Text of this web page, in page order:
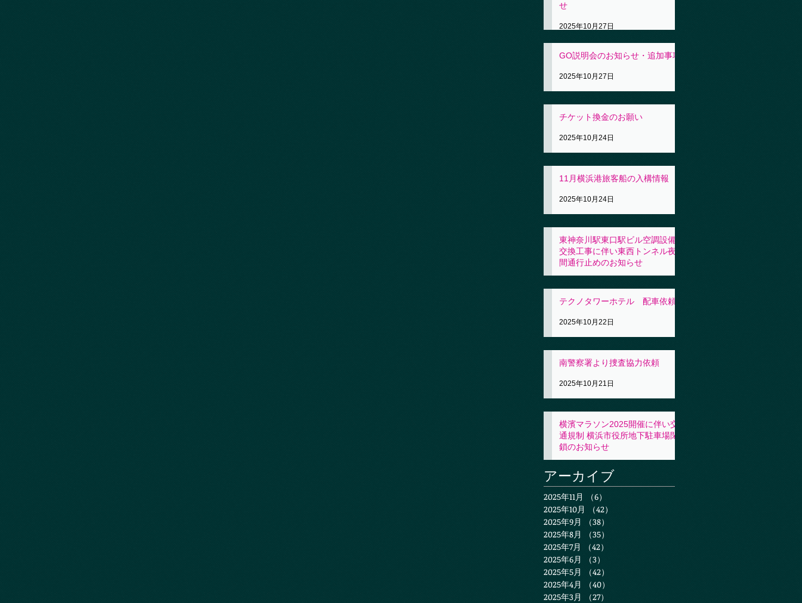
せ
2025年10月27日
GO説明会のお知らせ・追加事項
2025年10月27日
チケット換金のお願い
2025年10月24日
11月横浜港旅客船の入構情報
2025年10月24日
東神奈川駅東口駅ビル空調設備
交換工事に伴い東西トンネル夜
間通行止めのお知らせ
テクノタワーホテル 配車依頼
2025年10月22日
南警察署より捜査協力依頼
2025年10月21日
横濱マラソン2025開催に伴い交
通規制 横浜市役所地下駐車場閉
鎖のお知らせ
アーカイブ
2025年11月 （6）
2025年10月
（42）
2025年9月
（38）
2025年8月
（35）
2025年7月
（42）
2025年6月
（3）
2025年5月
（42）
2025年4月
（40）
2025年3月
（27）